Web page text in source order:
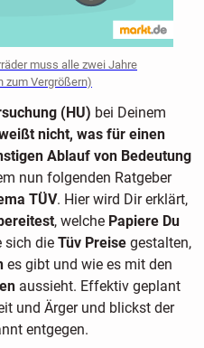
muss alle zwei Jahre
zum Vergrößern)
(HU) bei Deinem
nicht, was für einen
Ablauf von Bedeutung
nun folgenden Ratgeber
TÜV. Hier wird Dir erklärt,
, welche Papiere Du
sich die Tüv Preisegestalten,
es gibt und wie es mit den
aussieht. Effektiv geplant
und Ärger und blickst der
entgegen.